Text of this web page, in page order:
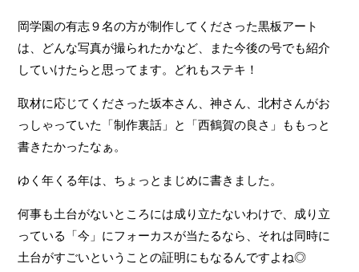
岡学園の有志９名の方が制作してくださった黒板アート
は、どんな写真が撮られたかなど、また今後の号でも紹介
していけたらと思ってます。どれもステキ！
取材に応じてくださった坂本さん、神さん、北村さんがお
っしゃっていた「制作裏話」と「西鶴賀の良さ」ももっと
書きたかったなぁ。
ゆく年くる年は、ちょっとまじめに書きました。
何事も土台がないところには成り立たないわけで、成り立
っている「今」にフォーカスが当たるなら、それは同時に
土台がすごいということの証明にもなるんですよね◎